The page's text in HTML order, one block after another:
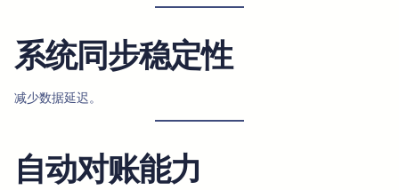
系统同步稳定性
减少数据延迟。
自动对账能力